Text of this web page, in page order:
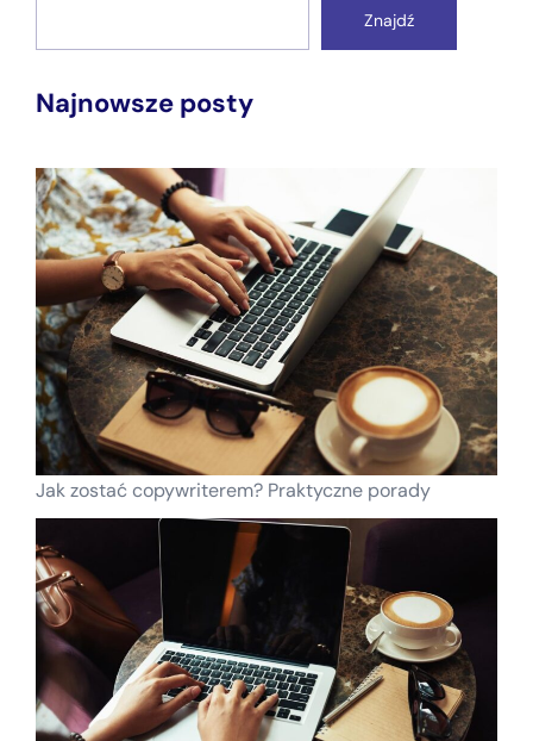
Znajdź
Najnowsze posty
Jak zostać copywriterem? Praktyczne porady